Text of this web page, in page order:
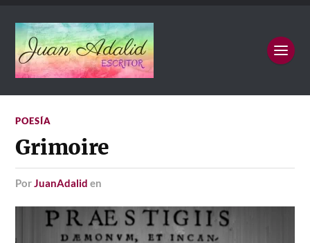
POESÍA
Grimoire
porJuanAdalid en